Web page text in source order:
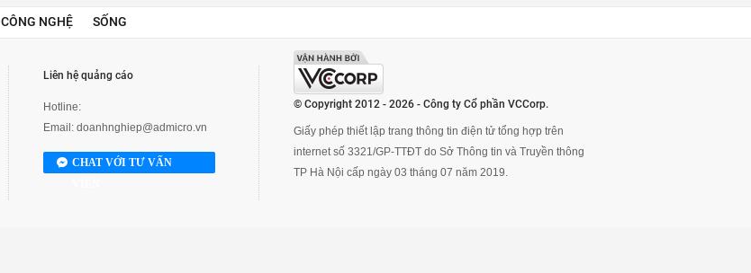
CÔNG NGHỆ SỐNG
Liên hệ quảng cáo
Hotline:
Email: doanhnghiep@admicro.vn
CHAT VỚI TƯ VẤN
© Copyright 2012 - 2026 - Công ty Cổ phần VCCorp.
Giấy phép thiết lập trang thông tin điện tử tổng hợp trên
internet số 3321/GP-TTĐT do Sở Thông tin và Truyền thông
TP Hà Nội cấp ngày 03 tháng 07 năm 2019.